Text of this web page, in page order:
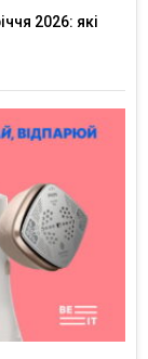
2026: які